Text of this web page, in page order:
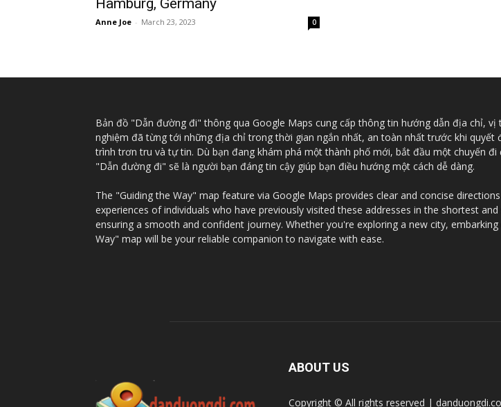
Hamburg, Germany
Anne Joe - March 23, 2023 0
Bản đồ "Dẫn đường đi" thông qua Google Maps cung cấp thông tin hướng dẫn địa chỉ,
nghiệm đã từng tới những địa chỉ trong thời gian ngắn nhất, an toàn nhất trước khi
trình trơn tru và tự tin. Dù bạn đang khám phá một thành phố mới, bắt đầu một chuyến
"Dẫn đường đi" sẽ là người bạn đáng tin cậy giúp bạn điều hướng một cách dễ dàng.
The "Guiding the Way" map feature via Google Maps provides clear and concise
experiences of individuals who have previously visited these addresses in the shortest
ensuring a smooth and confident journey. Whether you're exploring a new city,
Way" map will be your reliable companion to navigate with ease.
ABOUT US
Copyright © All rights reserved |